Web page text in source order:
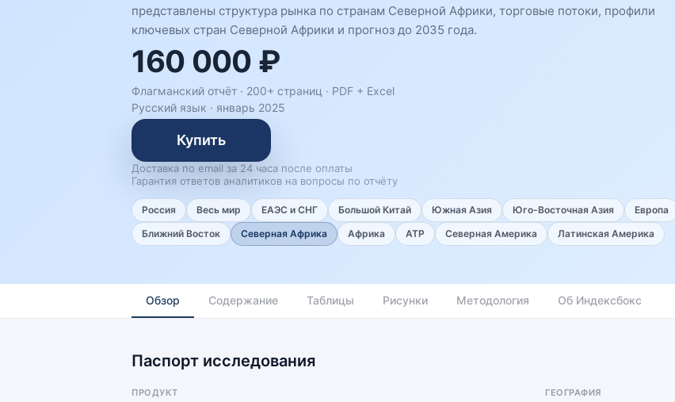
представлены структура рынка по странам Северной Африки, торговые потоки, профили
ключевых стран Северной Африки и прогноз до 2035 года.
160 000 ₽
Флагманский отчёт · 200+ страниц · PDF + Excel
Русский язык · январь 2025
Купить
Доставка по email за 24 часа после оплаты
Гарантия ответов аналитиков на вопросы по отчёту
Россия Весь мир ЕАЭС и СНГ Большой Китай Южная Азия Юго-Восточная Азия
Европа
Ближний Восток
Северная Африка Африка АТР Северная Америка Латинская Америка
Обзор Содержание Таблицы Рисунки Методология Об Индексбокс
Паспорт исследования
ПРОДУКТ ГЕОГРАФИЯ